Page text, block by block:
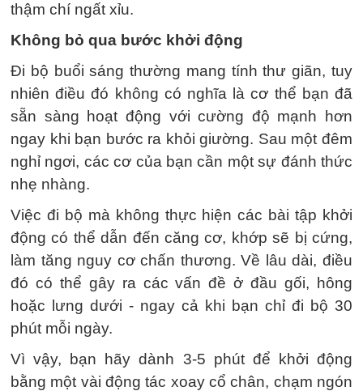
thậm chí ngất xỉu.
Không bỏ qua bước khởi động
Đi bộ buổi sáng thường mang tính thư giãn, tuy
nhiên điều đó không có nghĩa là cơ thể bạn đã
sẵn sàng hoạt động với cường độ mạnh hơn
ngay khi bạn bước ra khỏi giường. Sau một đêm
nghỉ ngơi, các cơ của bạn cần một sự đánh thức
nhẹ nhàng.
Việc đi bộ mà không thực hiện các bài tập khởi
động có thể dẫn đến căng cơ, khớp sẽ bị cứng,
làm tăng nguy cơ chấn thương. Về lâu dài, điều
đó có thể gây ra các vấn đề ở đầu gối, hông
hoặc lưng dưới - ngay cả khi bạn chỉ đi bộ 30
phút mỗi ngày.
Vì vậy, bạn hãy dành 3-5 phút để khởi động
bằng một vài động tác xoay cổ chân, chạm ngón